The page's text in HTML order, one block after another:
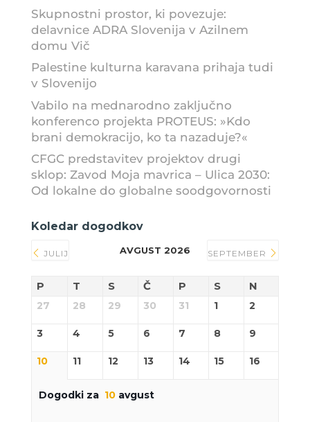
Skupnostni prostor, ki povezuje:
delavnice ADRA Slovenija v Azilnem
domu Vič
Palestine kulturna karavana prihaja tudi
v Slovenijo
Vabilo na mednarodno zaključno
konferenco projekta PROTEUS: »Kdo
brani demokracijo, ko ta nazaduje?«
CFGC predstavitev projektov drugi
sklop: Zavod Moja mavrica – Ulica 2030:
Od lokalne do globalne soodgovornosti
Koledar dogodkov
JULIJ AVGUST 2026 SEPTEMBER
P T S Č P S N
27 28 29 30 31 1 2
3 4 5 6 7 8 9
10 11 12 13 14 15 16
Dogodki za 10avgust